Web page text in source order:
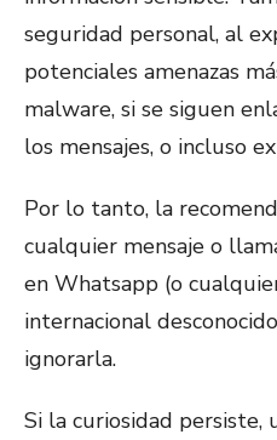
seguridad personal, al
potenciales amenazas
malware, si se siguen
los mensajes, o incluso
Por lo tanto, la
cualquier mensaje o
en Whatsapp (o
internacional
ignorarla.
Si la curiosidad persiste,